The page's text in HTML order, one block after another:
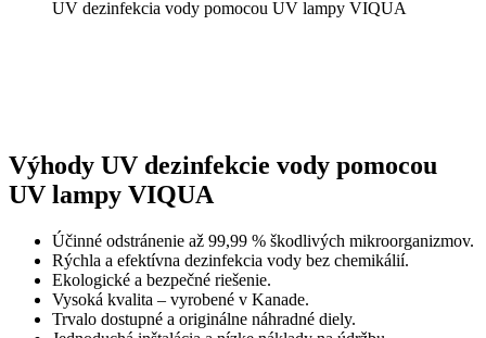
UV dezinfekcia vody pomocou UV lampy VIQUA
Výhody UV dezinfekcie vody pomocou
UV lampy VIQUA
Účinné odstránenie až 99,99 % škodlivých mikroorganizmov.
Rýchla a efektívna dezinfekcia vody bez chemikálií.
Ekologické a bezpečné riešenie.
Vysoká kvalita – vyrobené v Kanade.
Trvalo dostupné a originálne náhradné diely.